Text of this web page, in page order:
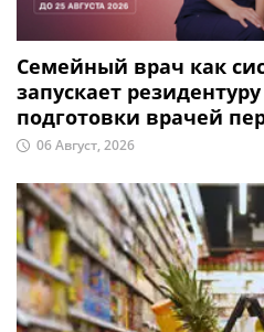
Семейный врач как
запускает
подготовки врачей
06 Август, 2026